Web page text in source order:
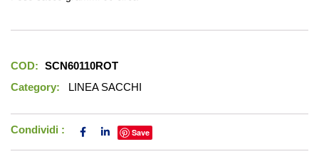
COD: SCN60110ROT
Category:
LINEA SACCHI
Condividi : Save